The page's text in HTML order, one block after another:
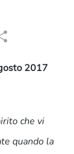
2017
che vi
quando la